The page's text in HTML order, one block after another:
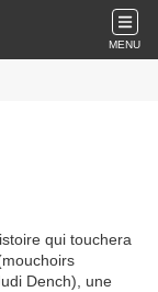
MENU
qui touchera
Dench), une